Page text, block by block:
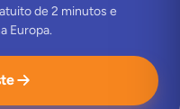
de 2 minutos e
Europa.